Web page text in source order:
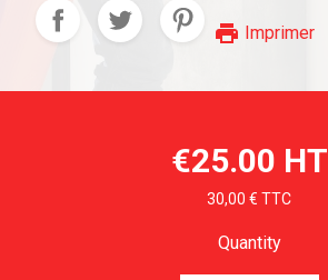
print Imprimer
€25.00 HT
30,00 € TTC
Quantity